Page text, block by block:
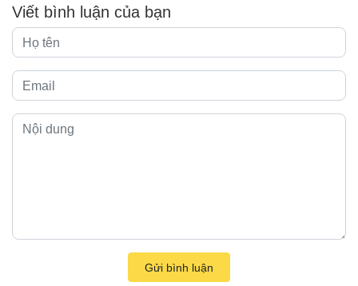
Viết bình luận của bạn
Gửi bình luận